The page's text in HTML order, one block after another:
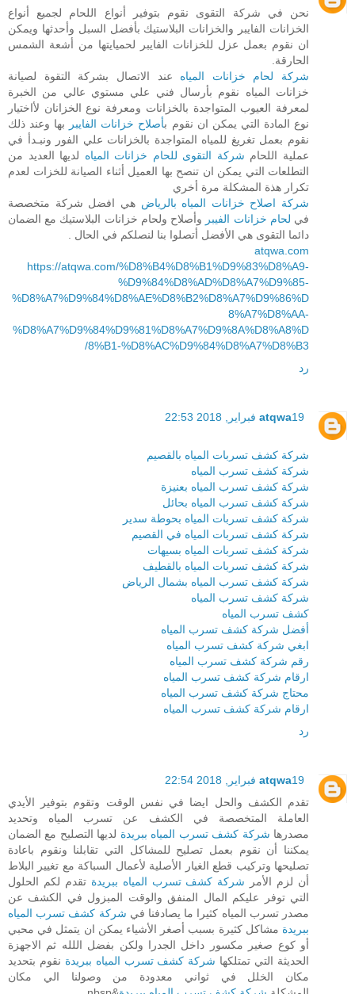
نحن في شركة التقوى نقوم بتوفير أنواع اللحام لجميع أنواع
الخزانات الفايبر والخزانات البلاستيك بأفضل السبل وأحدثها ويمكن
ان نقوم بعمل عزل للخزانات الفايبر لحميايتها من أشعة الشمس
الحارقة.
شركة لحام خزانات المياه عند الاتصال بشركة التقوة لصيانة
خزانات المياه نقوم بأرسال فني علي مستوي عالي من الخبرة
لمعرفة العيوب المتواجدة بالخزانات ومعرفة نوع الخزانان لأاختيار
نوع المادة التي يمكن ان نقوم بأصلاح خزانات الفايبر
بها وعند ذلك
نقوم بعمل تغريغ للمياه المتواجدة بالخزانات علي الفور ونبـدأ في
عملية اللحام شركة التقوى للحام خزانات المياه لديها العديد من
التطلعات التي يمكن ان تنصح بها العميل أثناء الصيانة للخزات لعدم
تكرار هذة المشكلة مرة أخري
شركة اصلاح خزانات المياه بالرياض هي افضل شركة متخصصة
في لحام خزانات الفيبر وأصلاح ولحام خزانات البلاستيك مع الضمان
دائما التقوى هي الأفضل أتصلوا بنا لنصلكم في الحال .
atqwa.com
https://atqwa.com/%D8%B4%D8%B1%D9%83%D8%A9-
%D9%84%D8%AD%D8%A7%D9%85-
%D8%A7%D9%84%D8%AE%D8%B2%D8%A7%D9%86%D
8%A7%D8%AA-
%D8%A7%D9%84%D9%81%D8%A7%D9%8A%D8%A8%D
8%B1-%D8%AC%D9%84%D8%A7%D8%B3/
رد
atqwa19 فبراير, 2018 22:53
شركة كشف تسربات المياه بالقصيم
شركة كشف تسرب المياه
شركة كشف تسرب المياه بعنيزة
شركة كشف تسرب المياه بحائل
شركة كشف تسربات المياه بحوطة سدير
شركة كشف تسربات المياه في القصيم
شركة كشف تسربات المياه بسيهات
شركة كشف تسربات المياه بالقطيف
شركة كشف تسرب المياه بشمال الرياض
شركة كشف تسرب المياه
كشف تسرب المياه
أفضل شركة كشف تسرب المياه
ابغي شركة كشف تسرب المياه
رقم شركة كشف تسرب المياه
ارقام شركة كشف تسرب المياه
محتاج شركة كشف تسرب المياه
ارقام شركة كشف تسرب المياه
رد
atqwa19 فبراير, 2018 22:54
تقدم الكشف والحل ايضا في نفس الوقت وتقوم بتوفير الأيدي
العاملة المتخصصة في الكشف عن تسرب المياه وتحديد
مصدرها شركة كشف تسرب المياه ببريدة لديها التصليح مع الضمان
يمكننا أن نقوم بعمل تصليح للمشاكل التي تقابلنا ونقوم باعادة
تصليحها وتركيب قطع الغيار الأصلية لأعمال السباكة مع تغيير البلاط
أن لزم الأمر شركة كشف تسرب المياه ببريدة تقدم لكم الحلول
التي توفر عليكم المال المنفق والوقت المبزول في الكشف عن
مصدر تسرب المياه كثيرا ما يصادفنا في شركة كشف تسرب المياه
ببريدة مشاكل كثيرة بسبب أصغر الأشياء يمكن ان يتمثل في محبي
أو كوع صغير مكسور داخل الجدرا ولكن بفضل اللله ثم الاجهزة
الحديثة التي تمتلكها شركة كشف تسرب المياه ببريدة نقوم بتحديد
مكان الخلل في ثواني معدودة من وصولنا الي مكان